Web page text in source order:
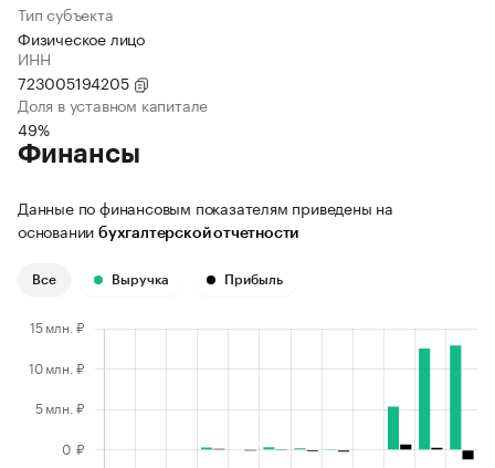
Тип субъекта
Физическое лицо
ИНН
723005194205
Доля в уставном капитале
49%
Финансы
Данные по финансовым показателям приведены на
основании бухгалтерской отчетности
Все Выручка Прибыль